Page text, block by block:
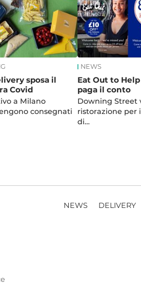
sposa il
Covid
a Milano
consegnati
NEWS
Eat Out to
paga il conto
Downing Street
ristorazione per
di…
NEWS DELIVERY